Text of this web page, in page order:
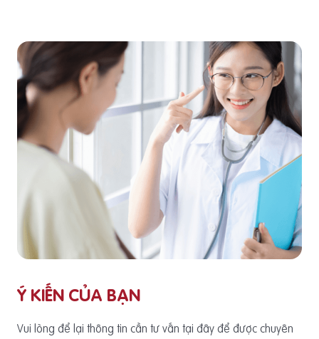
Ý KIẾN CỦA BẠN
Vui lòng để lại thông tin cần tư vấn tại đây để được chuyên